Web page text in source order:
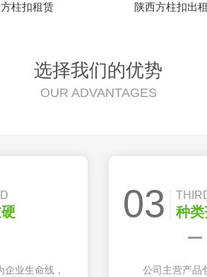
方柱扣租赁 陕西方柱扣出租
选择我们的优势
OUR ADVANTAGES
业生命线，
03 种
公司主营产品